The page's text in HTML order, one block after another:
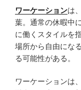
ワーケーションは
葉。通常の休暇中
に働くスタイルを
場所から自由にな
る可能性がある。
ワーケーションは